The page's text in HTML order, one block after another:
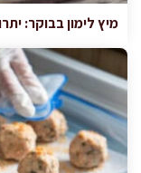
מיץ לימון בבוקר: